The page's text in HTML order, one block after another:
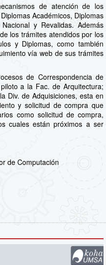
de atención de los
Académicos, Diplomas
y Revalidas. Además
los trámites atendidos por los
y Diplomas, como también
vía web de sus trámites
de Correspondencia de
a la Fac. de Arquitectura;
Div. de Adquisiciones, esta en
y solicitud de compra que
como solicitud de compra,
cuales están próximos a ser
de Computación